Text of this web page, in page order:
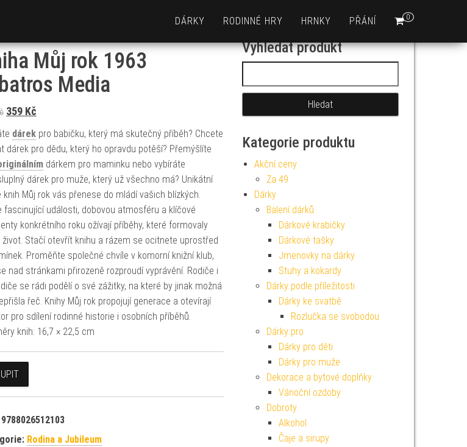
0
DÁRKY RODINNÉ HRY HRNKY PŘÁNÍ
Můj rok 1963
Media
Původní cena byla: 399 Kč.
359 KčAktuální cena je: 359 Kč.
dárekpro babičku, který má skutečný příběh? Chcete
dárek pro dědu, který ho opravdu potěší? Přemýšlíte
dárkem pro maminku nebo vybíráte
dárek pro muže, který už všechno má? Unikátní
knih Můj rok vás přenese do mládí vašich blízkých.
fascinující události, dobovou atmosféru a klíčové
konkrétního roku ožívají příběhy, které formovaly
život. Stačí otevřít knihu a rázem se ocitnete uprostřed
Proměňte společné chvíle v komorní knižní klub,
nad stránkami přirozeně rozproudí vyprávění. Rodiče i
se rádi podělí o své zážitky, na které by jinak možná
řeč. Knihy Můj rok propojují generace a otevírají
pro sdílení rodinné historie i osobních příběhů.
knih: 16,7 × 22,5 cm
9788026512103
Rodina a Jubileum
Vyhledat produkt
Kategorie produktu
Akční ceny
Za 49
Dárky
Balení dárků
Dárkové krabičky
Dárkové tašky
Jmenovky na dárky
Stuhy a kokardy
Dárky podle příležitosti
Dárky ke svatbě
Rozlučka se svobodou
Dárky pro
Dárky pro děti
Dárky pro muže
Dekorace a bytové doplňky
Vánoční ozdoby
Dobroty
Alkohol
Čaje a sirupy